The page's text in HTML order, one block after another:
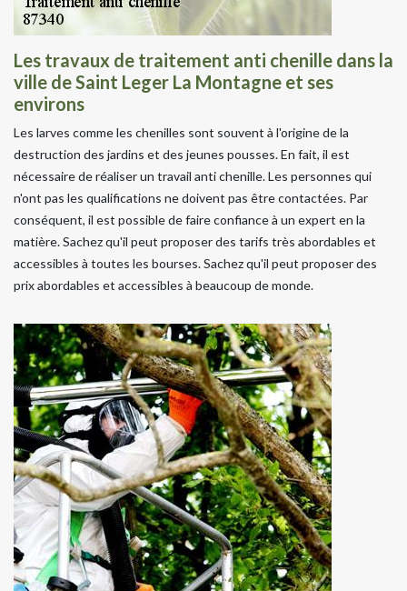
Les travaux de traitement anti chenille dans la
ville de Saint Leger La Montagne et ses
environs
Les larves comme les chenilles sont souvent à l'origine de la
destruction des jardins et des jeunes pousses. En fait, il est
nécessaire de réaliser un travail anti chenille. Les personnes qui
n'ont pas les qualifications ne doivent pas être contactées. Par
conséquent, il est possible de faire confiance à un expert en la
matière. Sachez qu'il peut proposer des tarifs très abordables et
accessibles à toutes les bourses. Sachez qu'il peut proposer des
prix abordables et accessibles à beaucoup de monde.